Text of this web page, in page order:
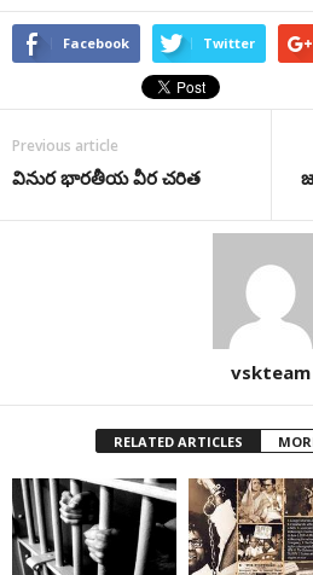
Facebook Twitter
Previous article
వినుర భారతీయ వీర చరిత
vskteam
RELATED ARTICLES